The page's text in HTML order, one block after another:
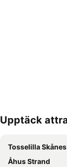
Förstora kartan
Upptäck
Tosselilla Skånes
Åhus Strand